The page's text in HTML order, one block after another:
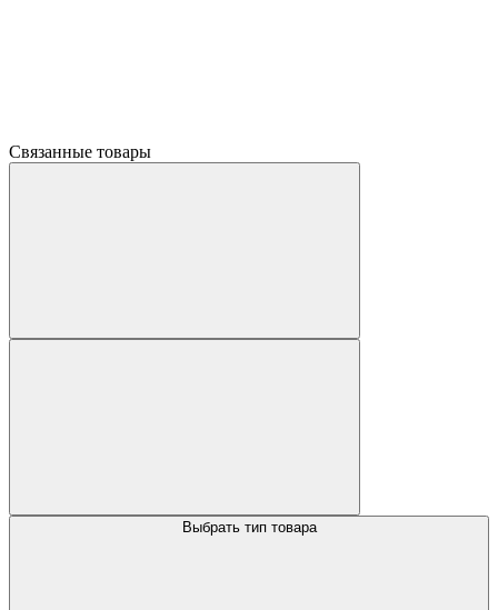
Связанные товары
Выбрать тип товара